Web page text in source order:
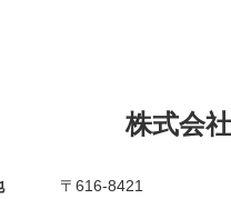
株式会
〒616-8421